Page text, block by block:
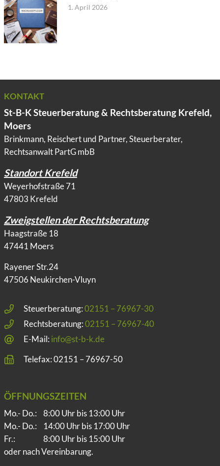
1. April 2026
KONTAKT
St-B-K Steuerberatung & Rechtsberatung Krefeld,
Moers
Brinkmann, Reischert und Partner, Steuerberater,
Rechtsanwalt PartG mbB
Standort Krefeld
Weyerhofstraße 71
47803 Krefeld
Zweigstellen der Rechtsberatung
Haagstraße 18
47441 Moers
Rayener Str.24
47506 Neukirchen-Vluyn
Steuerberatung:02151 – 76967-30
Rechtsberatung:02151 – 76967-40
E-Mail: info@st-b-k.de
Telefax: 02151 – 76967-50
ÖFFNUNGSZEITEN
Mo.- Do.:
8:00 Uhr bis 13:00 Uhr
Mo.- Do.:
14:00 Uhr bis 17:00 Uhr
Fr.:
8:00 Uhr bis 15:00 Uhr
oder nach Vereinbarung.